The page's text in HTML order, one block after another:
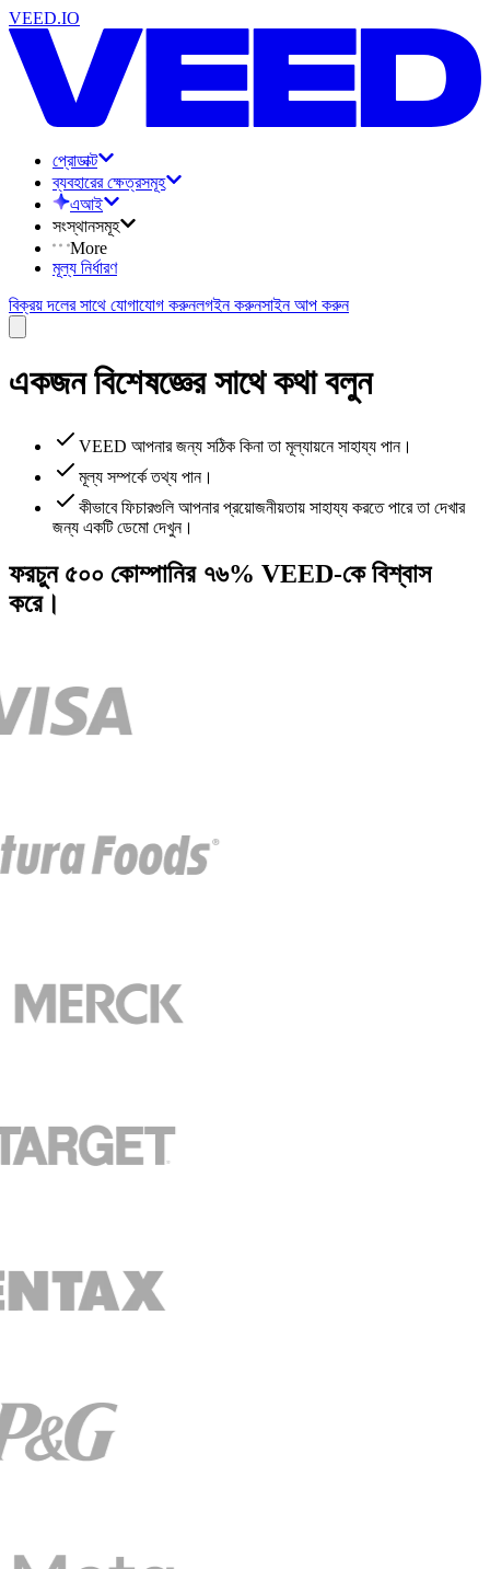
VEED.IO
প্রোডাক্ট
ব্যবহারের ক্ষেত্রসমূহ
এআই
সংস্থানসমূহ
More
মূল্য নির্ধারণ
বিক্রয় দলের সাথে যোগাযোগ করুনলগইন করুনসাইন আপ করুন
একজন বিশেষজ্ঞের সাথে কথা বলুন
VEED আপনার জন্য সঠিক কিনা তা মূল্যায়নে সাহায্য পান।
মূল্য সম্পর্কে তথ্য পান।
কীভাবে ফিচারগুলি আপনার প্রয়োজনীয়তায় সাহায্য করতে পারে তা দেখার
জন্য একটি ডেমো দেখুন।
ফরচুন ৫০০ কোম্পানির ৭৬% VEED-কে বিশ্বাস
করে।